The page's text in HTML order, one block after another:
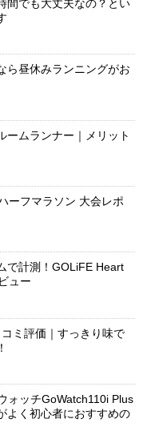
間でも大丈夫なの？とい
ら昼休みランニングがお
ームランナー｜メリット
ーフマラソン 大会レポ
で計測！GOLiFE Heart
ュー
ミ評価｜すっきり味で
ォッチGoWatch110i Plus
よく初心者におすすめの